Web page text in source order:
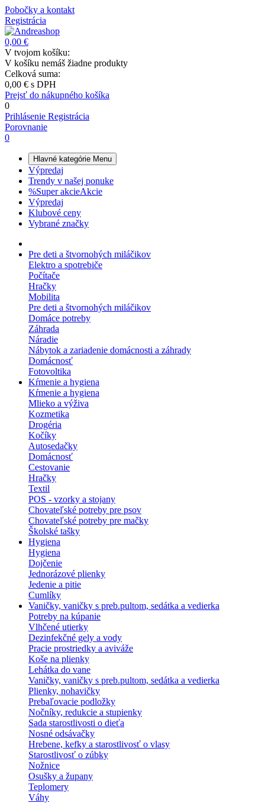
Pobočky a kontakt
Registrácia
0,00 €
V tvojom košíku:
V košíku nemáš žiadne produkty
Celková suma:
0,00 € s DPH
Prejsť do nákupného košíka
0
Prihlásenie Registrácia
Porovnanie
0
Hlavné kategórie Menu
Výpredaj
Trendy v našej ponuke
%Super akcieAkcie
Výpredaj
Klubové ceny
Vybrané značky
Pre deti a štvornohých miláčikov
Elektro a spotrebiče
Počítače
Hračky
Mobilita
Pre deti a štvornohých miláčikov
Domáce potreby
Záhrada
Náradie
Nábytok a zariadenie domácnosti a záhrady
Domácnosť
Fotovoltika
Kŕmenie a hygiena
Kŕmenie a hygiena
Mlieko a výživa
Kozmetika
Drogéria
Kočíky
Autosedačky
Domácnosť
Cestovanie
Hračky
Textil
POS - vzorky a stojany
Chovateľské potreby pre psov
Chovateľské potreby pre mačky
Školské tašky
Hygiena
Hygiena
Dojčenie
Jednorázové plienky
Jedenie a pitie
Cumlíky
Vaničky, vaničky s preb.pultom, sedátka a vedierka
Potreby na kúpanie
Vlhčené utierky
Dezinfekčné gely a vody
Pracie prostriedky a aviváže
Koše na plienky
Lehátka do vane
Vaničky, vaničky s preb.pultom, sedátka a vedierka
Plienky, nohavičky
Prebaľovacie podložky
Nočníky, redukcie a stupienky
Sada starostlivosti o dieťa
Nosné odsávačky
Hrebene, kefky a starostlivosť o vlasy
Starostlivosť o zúbky
Nožnice
Osušky a župany
Teplomery
Váhy